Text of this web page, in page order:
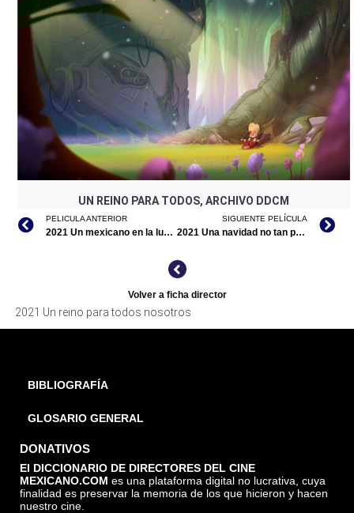
UN REINO PARA TODOS, ARCHIVO DDCM
PELICULA ANTERIOR
2021 Un mexicano en la luna/codirección
SIGUIENTE PELÍCULA
2021 Una navidad no tan padre
Volver a ficha director
2021 Un reino para todos nosotros
BIBLIOGRAFÍA
GLOSARIO GENERAL
DONATIVOS
El DICCIONARIO DE DIRECTORES DEL CINE
MEXICANO.COM es una plataforma digital no lucrativa, cuya
finalidad es preservar la memoria de los que hicieron y hacen
nuestro cine.